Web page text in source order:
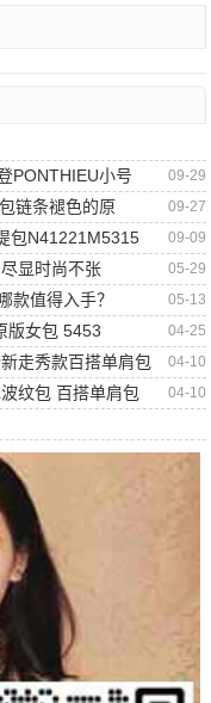
09-29
PONTHIEU小号
09-27
链条褪色的原
09-09
包N41221M5315
05-29
显时尚不张
05-13
款值得入手？
04-25
版女包 5453
04-10
走秀款百搭单肩包
04-10
纹包 百搭单肩包